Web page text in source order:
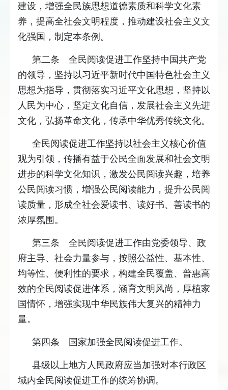
建设，增强全民族思想道德素质和科学文化素
养，提高全社会文明程度，推动建设社会主义文
化强国，制定本条例。
第二条 全民阅读促进工作坚持中国共产党
的领导，坚持以习近平新时代中国特色社会主义
思想为指导，贯彻落实习近平文化思想，坚持以
人民为中心，坚定文化自信，发展社会主义先进
文化，弘扬革命文化，传承中华优秀传统文化。
全民阅读促进工作坚持以社会主义核心价值
观为引领，传播有益于公民全面发展和社会文明
进步的科学文化知识，激发公民阅读兴趣，培养
公民阅读习惯，增强公民阅读能力，提升公民阅
读质量，形成全社会爱读书、读好书、善读书的
浓厚氛围。
第三条 全民阅读促进工作由党委领导、政
府主导、社会力量参与，按照公益性、基本性、
均等性、便利性的要求，构建全民覆盖、普惠高
效的全民阅读促进体系，涵育文明风尚，厚植家
国情怀，增强实现中华民族伟大复兴的精神力
量。
第四条 国家加强全民阅读促进工作。
县级以上地方人民政府应当加强对本行政区
域内全民阅读促进工作的统筹协调。